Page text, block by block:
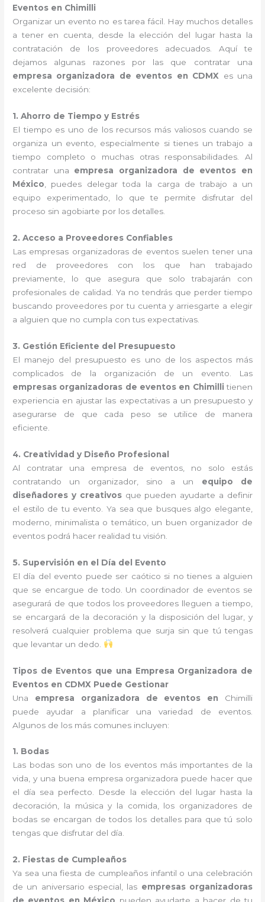
Eventos en Chimilli
Organizar un evento no es tarea fácil. Hay muchos detalles
a tener en cuenta, desde la elección del lugar hasta la
contratación de los proveedores adecuados. Aquí te
dejamos algunas razones por las que contratar una
empresa organizadora de eventos en CDMX es una
excelente decisión:
1. Ahorro de Tiempo y Estrés
El tiempo es uno de los recursos más valiosos cuando se
organiza un evento, especialmente si tienes un trabajo a
tiempo completo o muchas otras responsabilidades. Al
contratar una empresa organizadora de eventos en
México , puedes delegar toda la carga de trabajo a un
equipo experimentado, lo que te permite disfrutar del
proceso sin agobiarte por los detalles.
2. Acceso a Proveedores Confiables
Las empresas organizadoras de eventos suelen tener una
red de proveedores con los que han trabajado
previamente, lo que asegura que solo trabajarán con
profesionales de calidad. Ya no tendrás que perder tiempo
buscando proveedores por tu cuenta y arriesgarte a elegir
a alguien que no cumpla con tus expectativas.
3. Gestión Eficiente del Presupuesto
El manejo del presupuesto es uno de los aspectos más
complicados de la organización de un evento. Las
empresas organizadoras de eventos en Chimilli tienen
experiencia en ajustar las expectativas a un presupuesto y
asegurarse de que cada peso se utilice de manera
eficiente.
4. Creatividad y Diseño Profesional
Al contratar una empresa de eventos, no solo estás
contratando un organizador, sino a un equipo de
diseñadores y creativosque pueden ayudarte a definir
el estilo de tu evento. Ya sea que busques algo elegante,
moderno, minimalista o temático, un buen organizador de
eventos podrá hacer realidad tu visión.
5. Supervisión en el Día del Evento
El día del evento puede ser caótico si no tienes a alguien
que se encargue de todo. Un coordinador de eventos se
asegurará de que todos los proveedores lleguen a tiempo,
se encargará de la decoración y la disposición del lugar, y
resolverá cualquier problema que surja sin que tú tengas
que levantar un dedo.
Tipos de Eventos que una Empresa Organizadora de
Eventos en CDMX Puede Gestionar
Una empresa organizadora de eventos en Chimilli
puede ayudar a planificar una variedad de eventos.
Algunos de los más comunes incluyen:
1. Bodas
Las bodas son uno de los eventos más importantes de la
vida, y una buena empresa organizadora puede hacer que
el día sea perfecto. Desde la elección del lugar hasta la
decoración, la música y la comida, los organizadores de
bodas se encargan de todos los detalles para que tú solo
tengas que disfrutar del día.
2. Fiestas de Cumpleaños
Ya sea una fiesta de cumpleaños infantil o una celebración
de un aniversario especial, las empresas organizadoras